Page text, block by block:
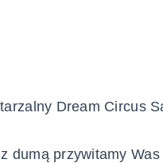
Dream Circus
dumą przywitamy